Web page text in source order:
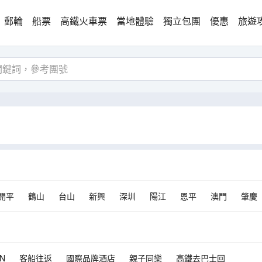
郵輪 船票 高鐵火車票 當地體驗 獨立包團 優惠 旅遊
平 鶴山 台山 新興 深圳 陽江 恩平 澳門 肇慶
客船往返 國際品牌酒店 親子同樂 高鐵去巴士回